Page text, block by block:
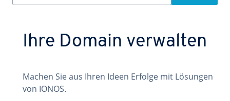
Ihre Domain verwalten
Machen Sie aus Ihren Ideen Erfolge mit Lösungen
von IONOS.